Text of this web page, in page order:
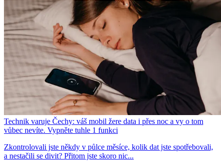
Technik varuje Čechy: váš mobil žere data i přes noc a vy o tom
vůbec nevíte. Vypněte tuhle 1 funkci
Zkontrolovali jste někdy v půlce měsíce, kolik dat jste spotřebovali,
a nestačili se divit? Přitom jste skoro nic...